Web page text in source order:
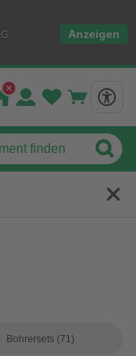
Anzeigen
Bohrersets (71)